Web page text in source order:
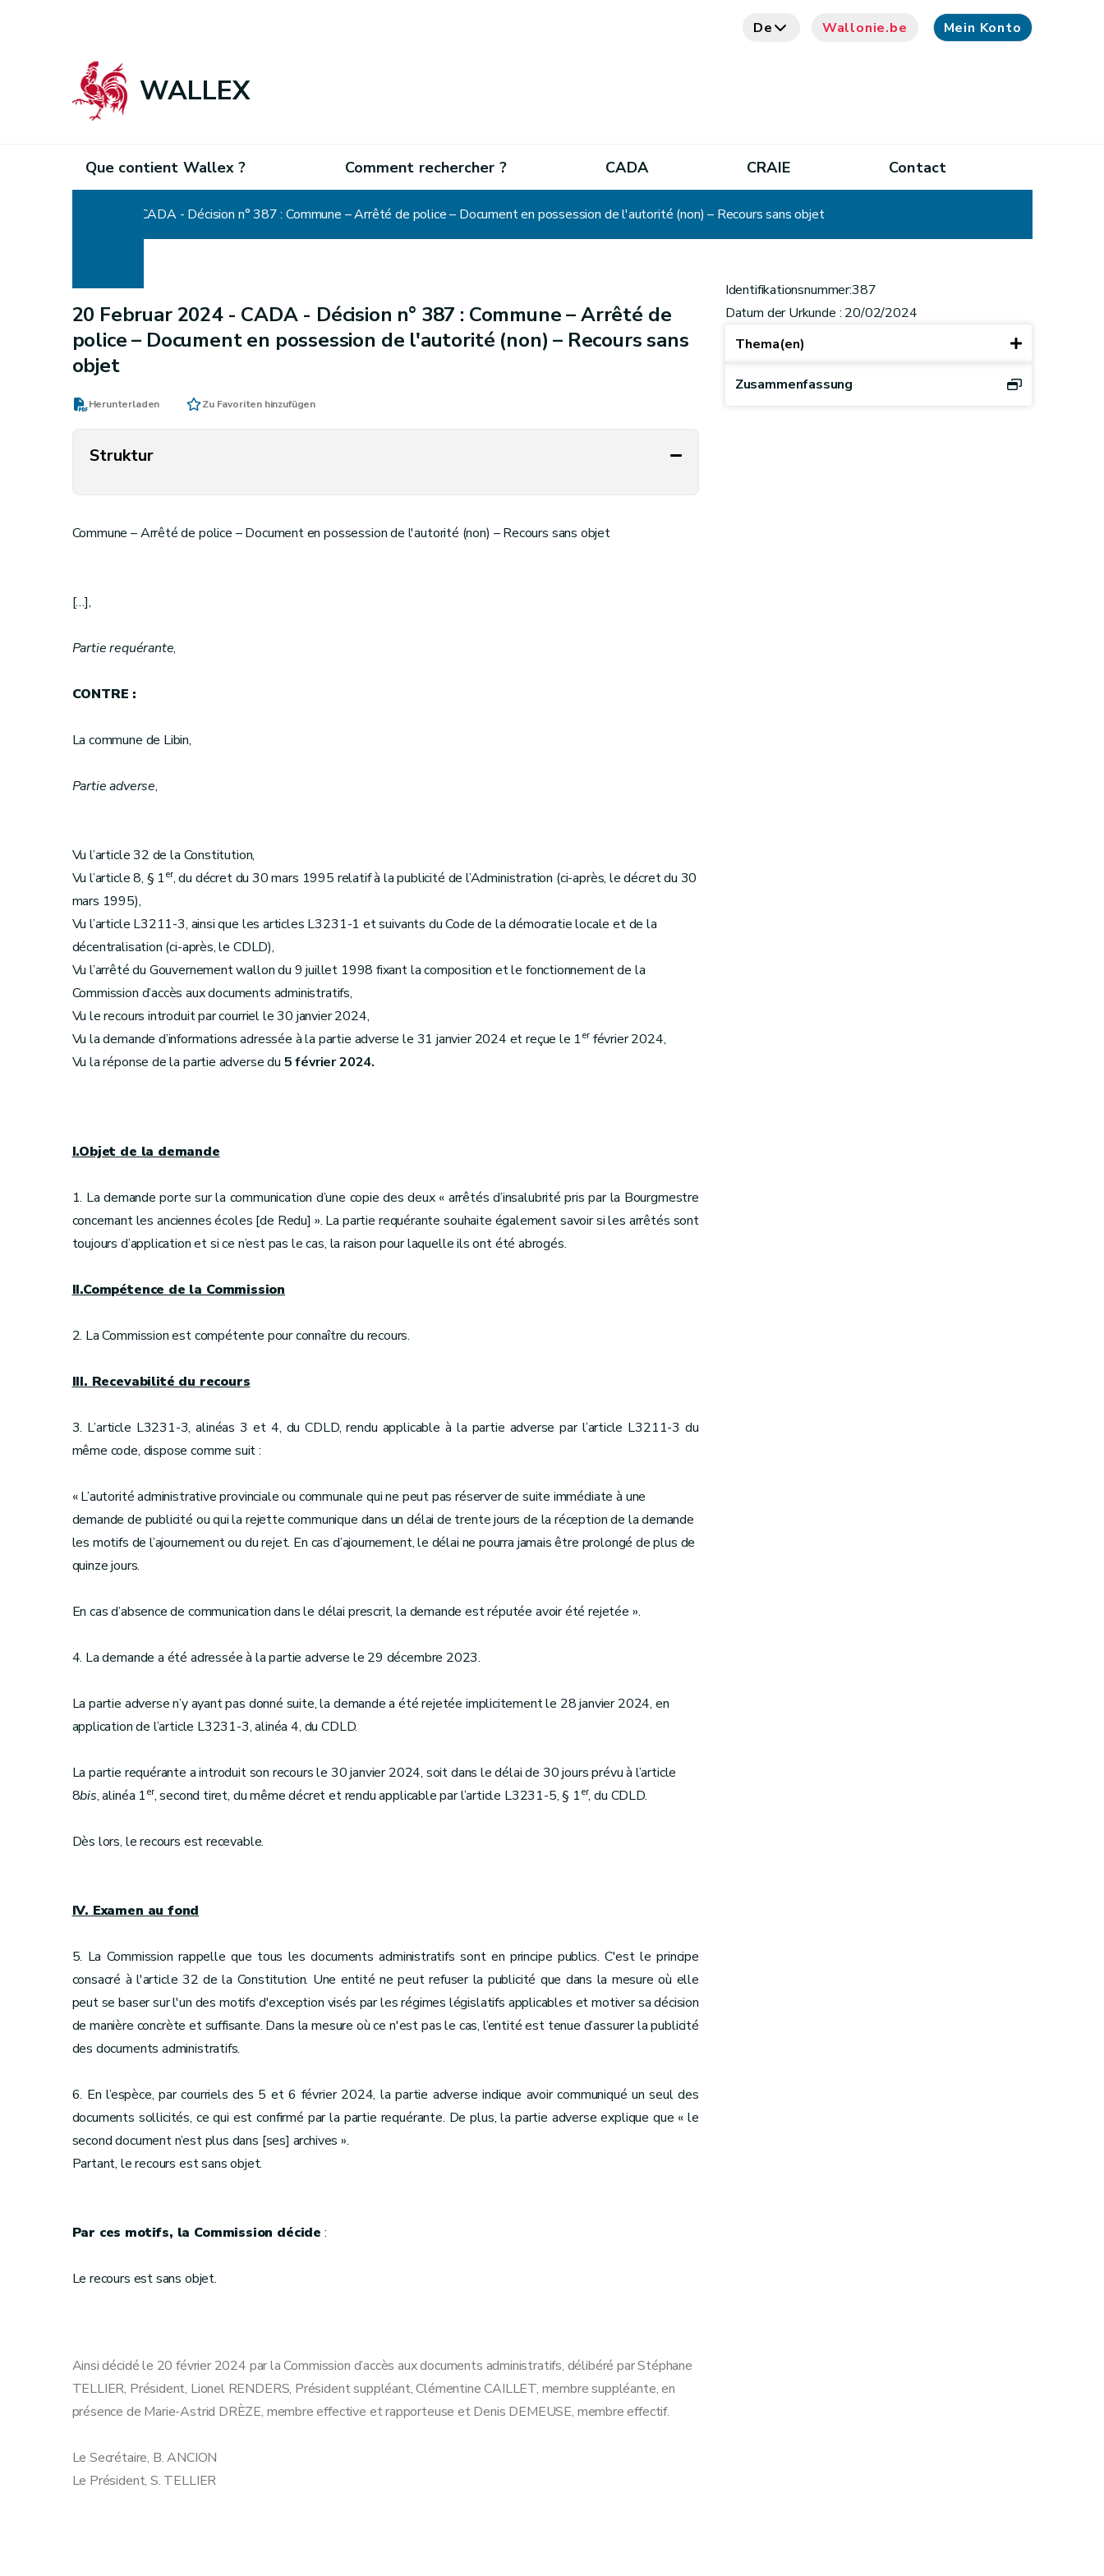
De Wallonie.be Mein Konto
WALLEX
Que contient Wallex ? Comment rechercher ? CADA CRAIE Contact
CADA - Décision n° 387 : Commune – Arrêté de police – Document en possession de l'autorité (non) – Recours sans objet
20 Februar 2024 - CADA - Décision n° 387 : Commune – Arrêté de
police – Document en possession de l'autorité (non) – Recours sans
objet
Herunterladen Zu Favoriten hinzufügen
Struktur
Commune – Arrêté de police – Document en possession de l'autorité (non) – Recours sans objet
[…],
Partie requérante,
CONTRE :
La commune de Libin,
Partie adverse,
Vu l’article 32 de la Constitution,
Vu l’article 8, § 1er, du décret du 30 mars 1995 relatif à la publicité de l’Administration (ci-après, le décret du 30
mars 1995),
Vu l’article L3211-3, ainsi que les articles L3231-1 et suivants du Code de la démocratie locale et de la
décentralisation (ci-après, le CDLD),
Vu l’arrêté du Gouvernement wallon du 9 juillet 1998 fixant la composition et le fonctionnement de la
Commission d’accès aux documents administratifs,
Vu le recours introduit par courriel le 30 janvier 2024,
Vu la demande d’informations adressée à la partie adverse le 31 janvier 2024 et reçue le 1erfévrier 2024,
Vu la réponse de la partie adverse du 5 février 2024.
I.Objet de la demande
1. La demande porte sur la communication d’une copie des deux « arrêtés d’insalubrité pris par la Bourgmestre
concernant les anciennes écoles [de Redu] ». La partie requérante souhaite également savoir si les arrêtés sont
toujours d’application et si ce n’est pas le cas, la raison pour laquelle ils ont été abrogés.
II.Compétence de la Commission
2. La Commission est compétente pour connaître du recours.
III. Recevabilité du recours
3. L’article L3231-3, alinéas 3 et 4, du CDLD, rendu applicable à la partie adverse par l’article L3211-3 du
même code, dispose comme suit :
« L’autorité administrative provinciale ou communale qui ne peut pas réserver de suite immédiate à une
demande de publicité ou qui la rejette communique dans un délai de trente jours de la réception de la demande
les motifs de l’ajournement ou du rejet. En cas d’ajournement, le délai ne pourra jamais être prolongé de plus de
quinze jours.
En cas d’absence de communication dans le délai prescrit, la demande est réputée avoir été rejetée ».
4. La demande a été adressée à la partie adverse le 29 décembre 2023.
La partie adverse n’y ayant pas donné suite, la demande a été rejetée implicitement le 28 janvier 2024, en
application de l’article L3231-3, alinéa 4, du CDLD.
La partie requérante a introduit son recours le 30 janvier 2024, soit dans le délai de 30 jours prévu à l’article
8bis, alinéa 1er, second tiret, du même décret et rendu applicable par l’article L3231-5, § 1er, du CDLD.
Dès lors, le recours est recevable.
IV. Examen au fond
5. La Commission rappelle que tous les documents administratifs sont en principe publics. C'est le principe
consacré à l'article 32 de la Constitution. Une entité ne peut refuser la publicité que dans la mesure où elle
peut se baser sur l'un des motifs d'exception visés par les régimes législatifs applicables et motiver sa décision
de manière concrète et suffisante. Dans la mesure où ce n'est pas le cas, l’entité est tenue d’assurer la publicité
des documents administratifs.
6. En l’espèce, par courriels des 5 et 6 février 2024, la partie adverse indique avoir communiqué un seul des
documents sollicités, ce qui est confirmé par la partie requérante. De plus, la partie adverse explique que « le
second document n’est plus dans [ses] archives ».
Partant, le recours est sans objet.
Par ces motifs, la Commission décide :
Le recours est sans objet.
Ainsi décidé le 20 février 2024 par la Commission d’accès aux documents administratifs, délibéré par Stéphane
TELLIER, Président, Lionel RENDERS, Président suppléant, Clémentine CAILLET, membre suppléante, en
présence de Marie-Astrid DRÈZE, membre effective et rapporteuse et Denis DEMEUSE, membre effectif.
Le Secrétaire, B. ANCION
Le Président, S. TELLIER
Identifikationsnummer:387
Datum der Urkunde : 20/02/2024
Thema(en)
Zusammenfassung